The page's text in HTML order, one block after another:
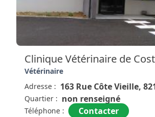
Clinique Vétérinaire de
Vétérinaire
Adresse : 163 Rue Côte Vieille,
Quartier : non renseigné
Téléphone : Contacter